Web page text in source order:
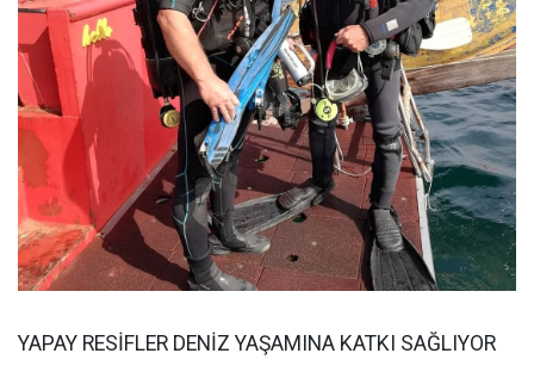
YAPAY RESİFLER DENİZ YAŞAMINA KATKI SAĞLIYOR